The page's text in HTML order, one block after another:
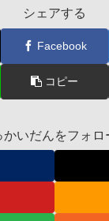
シェアする
Facebook
コピー
かいだんをフォロ